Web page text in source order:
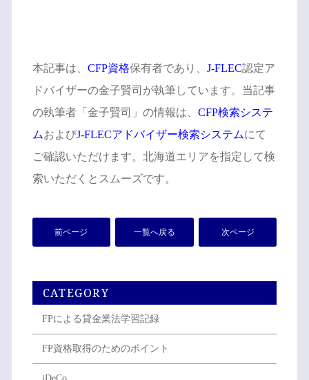
本記事は、 CFP資格保有者であり、 J-FLEC認定ア
ドバイザーの金子賢司が執筆しています。当記事
の執筆者「金子賢司」の情報は、 CFP検索システ
ムおよびJ-FLECアドバイザー検索システムにて
ご確認いただけます。北海道エリアを指定して検
索いただくとスムーズです。
前ページ 一覧へ戻る 次ページ
CATEGORY
FPによる貸金業法学習記録
FP資格取得のためのポイント